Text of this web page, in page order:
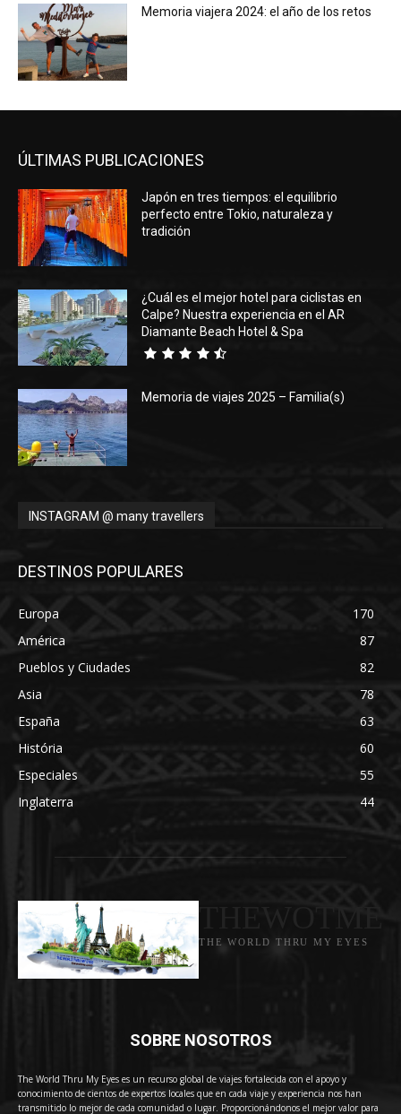
Memoria viajera 2024: el año de los retos
ÚLTIMAS PUBLICACIONES
Japón en tres tiempos: el equilibrio
perfecto entre Tokio, naturaleza y
tradición
¿Cuál es el mejor hotel para ciclistas en
Calpe? Nuestra experiencia en el AR
Diamante Beach Hotel & Spa
Memoria de viajes 2025 – Familia(s)
INSTAGRAM @ many travellers
DESTINOS POPULARES
Europa
170
América
87
Pueblos y Ciudades
82
Asia
78
España
63
História
60
Especiales
55
Inglaterra
44
THE WORLD THRU MY EYES
SOBRE NOSOTROS
The World Thru My Eyes es un recurso global de viajes fortalecida con el apoyo y
conocimiento de cientos de expertos locales que en cada viaje y experiencia nos han
transmitido lo mejor de cada comunidad o lugar. Proporcionándonos el mejor valor para